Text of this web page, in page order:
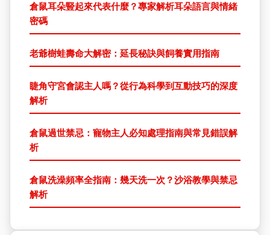
倉鼠耳朵豎起來代表什麼？專家解析耳朵語言與情緒
密碼
老爺樹蛙壽命大解密：延長秘訣與飼養實用指南
睫角守宮會認主人嗎？從行為科學到互動技巧的深度
解析
倉鼠過世禁忌：寵物主人必知處理指南與常見錯誤解
析
倉鼠洗澡頻率全指南：幾天洗一次？沙浴教學與禁忌
解析